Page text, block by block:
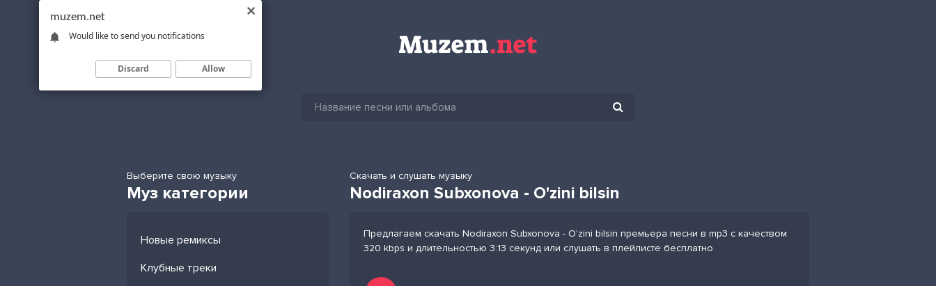
Выберите свою музыку
Муз категории
Новые ремиксы
Клубные треки
Скачать и слушать музыку
Nodiraxon Subxonova - O'zini bilsin
Предлагаем скачать Nodiraxon Subxonova - O'zini bilsin премьера песни в mp3 с качеством
320 kbps и длительностью 3:13 секунд или слушать в плейлисте бесплатно
muzem.net
Would like to send you notifications
Discard Allow